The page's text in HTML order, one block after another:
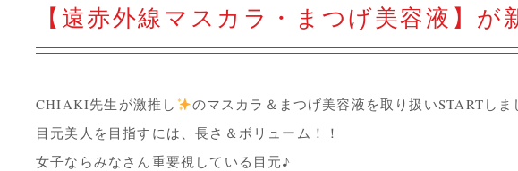
【遠赤外線マスカラ・まつげ美容液】が
CHIAKI先生が激推し
のマスカラ＆まつげ美容液を取り扱いSTARTしま
目元美人を目指すには、長さ＆ボリューム！！
女子ならみなさん重要視している目元♪